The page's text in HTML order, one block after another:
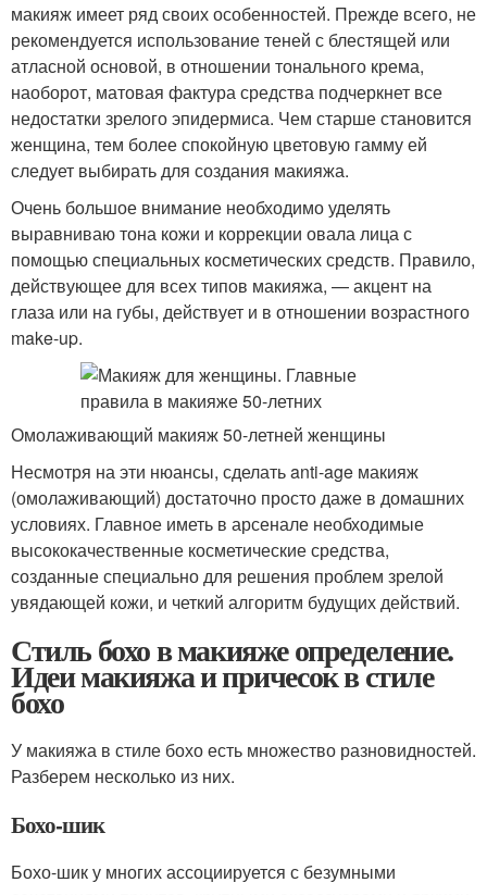
макияж имеет ряд своих особенностей. Прежде всего, не
рекомендуется использование теней с блестящей или
атласной основой, в отношении тонального крема,
наоборот, матовая фактура средства подчеркнет все
недостатки зрелого эпидермиса. Чем старше становится
женщина, тем более спокойную цветовую гамму ей
следует выбирать для создания макияжа.
Очень большое внимание необходимо уделять
выравниваю тона кожи и коррекции овала лица с
помощью специальных косметических средств. Правило,
действующее для всех типов макияжа, — акцент на
глаза или на губы, действует и в отношении возрастного
make-up.
Омолаживающий макияж 50-летней женщины
Несмотря на эти нюансы, сделать anti-age макияж
(омолаживающий) достаточно просто даже в домашних
условиях. Главное иметь в арсенале необходимые
высококачественные косметические средства,
созданные специально для решения проблем зрелой
увядающей кожи, и четкий алгоритм будущих действий.
Стиль бохо в макияже определение.
Идеи макияжа и причесок в стиле
бохо
У макияжа в стиле бохо есть множество разновидностей.
Разберем несколько из них.
Бохо-шик
Бохо-шик у многих ассоциируется с безумными